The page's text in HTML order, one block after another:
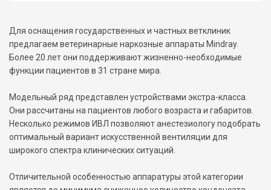
Для оснащения государственных и частных ветклиник
предлагаем ветеринарные наркозные аппараты Mindray.
Более 20 лет они поддерживают жизненно-необходимые
функции пациентов в 31 стране мира.
Модельный ряд представлен устройствами экстра-класса.
Они рассчитаны на пациентов любого возраста и габаритов.
Несколько режимов ИВЛ позволяют анестезиологу подобрать
оптимальный вариант искусственной вентиляции для
широкого спектра клинических ситуаций.
Отличительной особенностью аппаратуры этой категории